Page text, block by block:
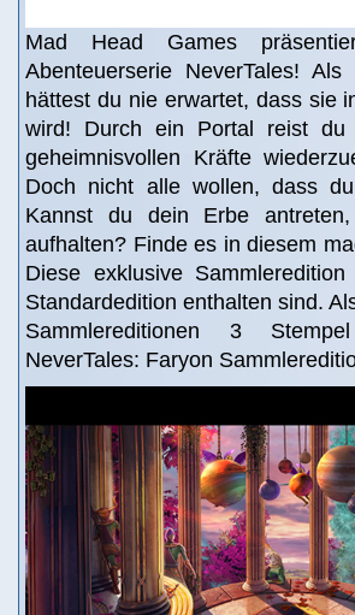
Mad Head Games
Abenteuerserie NeverTales!
hättest du nie erwartet, dass sie
wird! Durch ein Portal reist
geheimnisvollen Kräfte
Doch nicht alle wollen, dass
Kannst du dein Erbe
aufhalten? Finde es in diesem
Diese exklusive
Standardedition enthalten sind.
Sammlereditionen 3
NeverTales: Faryon